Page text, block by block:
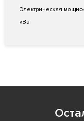
Электрическая
кВа